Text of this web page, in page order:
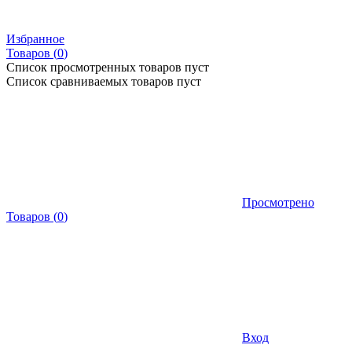
Избранное
Товаров (0)
Список просмотренных товаров пуст
Список сравниваемых товаров пуст
Просмотрено
Товаров (0)
Вход